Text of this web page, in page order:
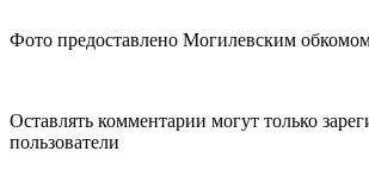
Фото предоставлено Могилевским
Оставлять комментарии могут только
пользователи